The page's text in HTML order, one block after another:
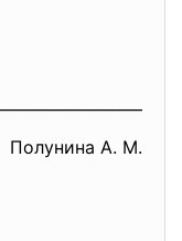
Полунина А. М.